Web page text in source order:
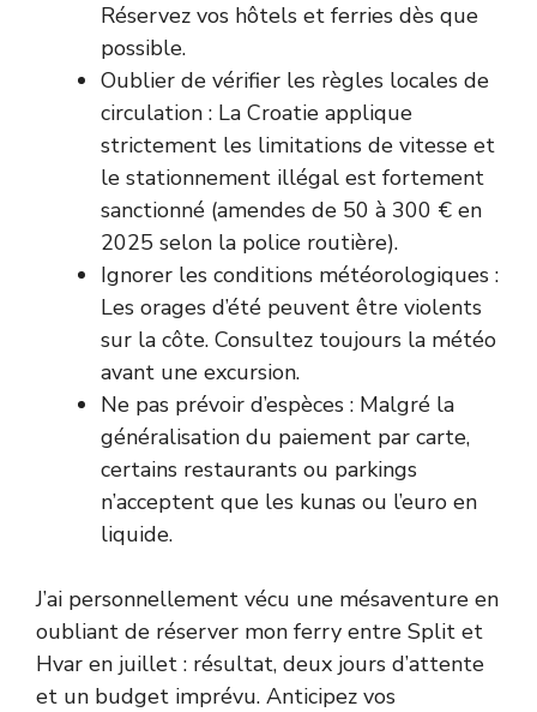
Réservez vos hôtels et ferries dès que
possible.
Oublier de vérifier les règles locales de
circulation : La Croatie applique
strictement les limitations de vitesse et
le stationnement illégal est fortement
sanctionné (amendes de 50 à 300 € en
2025 selon la police routière).
Ignorer les conditions météorologiques :
Les orages d’été peuvent être violents
sur la côte. Consultez toujours la météo
avant une excursion.
Ne pas prévoir d’espèces : Malgré la
généralisation du paiement par carte,
certains restaurants ou parkings
n’acceptent que les kunas ou l’euro en
liquide.
J’ai personnellement vécu une mésaventure en
oubliant de réserver mon ferry entre Split et
Hvar en juillet : résultat, deux jours d’attente
et un budget imprévu. Anticipez vos